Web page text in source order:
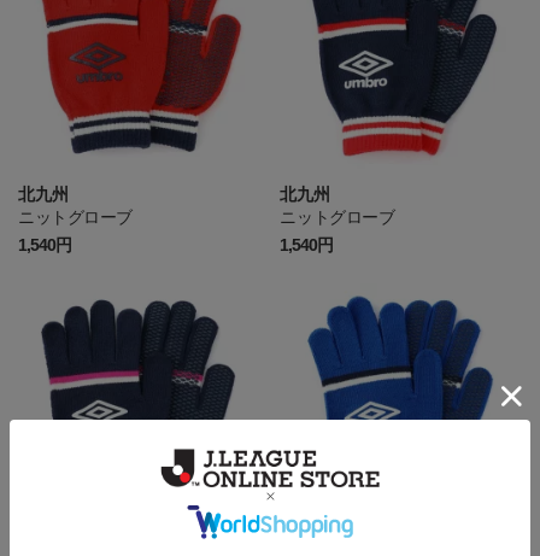
北九州
ニットグローブ
1,540円
北九州
ニットグローブ
1,540円